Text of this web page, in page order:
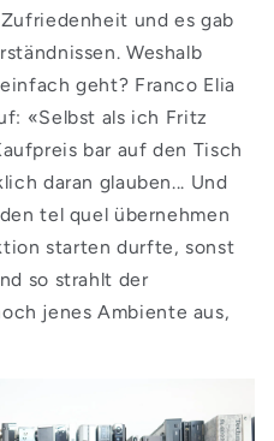
und es gab
Weshalb
geht? Franco Elia
«Selbst als ich Fritz
bar auf den Tisch
daran glauben... Und
tel quel übernehmen
starten durfte, sonst
so strahlt der
jenes Ambiente aus,